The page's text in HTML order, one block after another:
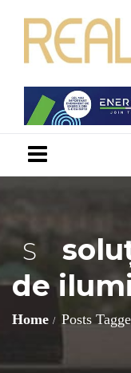
S
de
Home Posts